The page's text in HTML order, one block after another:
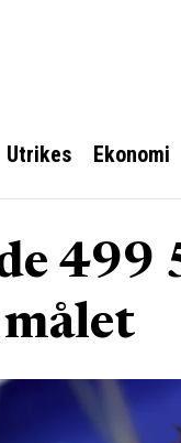
Utrikes Ekonomi